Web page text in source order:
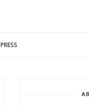
PRESS